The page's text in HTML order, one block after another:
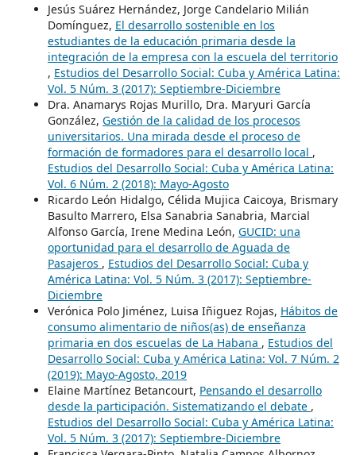
Jesús Suárez Hernández, Jorge Candelario Milián
Domínguez, El desarrollo sostenible en los
estudiantes de la educación primaria desde la
integración de la empresa con la escuela del territorio
, Estudios del Desarrollo Social: Cuba y América Latina:
Vol. 5 Núm. 3 (2017): Septiembre-Diciembre
Dra. Anamarys Rojas Murillo, Dra. Maryuri García
González, Gestión de la calidad de los procesos
universitarios. Una mirada desde el proceso de
formación de formadores para el desarrollo local ,
Estudios del Desarrollo Social: Cuba y América Latina:
Vol. 6 Núm. 2 (2018): Mayo-Agosto
Ricardo León Hidalgo, Célida Mujica Caicoya, Brismary
Basulto Marrero, Elsa Sanabria Sanabria, Marcial
Alfonso García, Irene Medina León, GUCID: una
oportunidad para el desarrollo de Aguada de
Pasajeros , Estudios del Desarrollo Social: Cuba y
América Latina: Vol. 5 Núm. 3 (2017): Septiembre-
Diciembre
Verónica Polo Jiménez, Luisa Iñiguez Rojas, Hábitos de
consumo alimentario de niños(as) de enseñanza
primaria en dos escuelas de La Habana , Estudios del
Desarrollo Social: Cuba y América Latina: Vol. 7 Núm. 2
(2019): Mayo-Agosto, 2019
Elaine Martínez Betancourt, Pensando el desarrollo
desde la participación. Sistematizando el debate ,
Estudios del Desarrollo Social: Cuba y América Latina:
Vol. 5 Núm. 3 (2017): Septiembre-Diciembre